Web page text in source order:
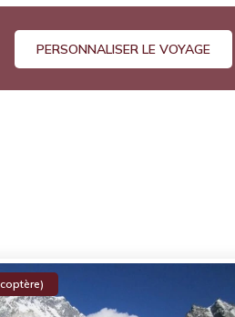
PERSONNALISER LE VOYAGE